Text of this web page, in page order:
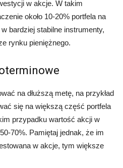
w akcje. W takim
około 10-20% portfela na
bardziej stabilne instrumenty,
rynku pieniężnego.
na dłuższą metę, na przykład
się na większą część portfela
przypadku wartość akcji w
70%. Pamiętaj jednak, że im
w akcje, tym większe